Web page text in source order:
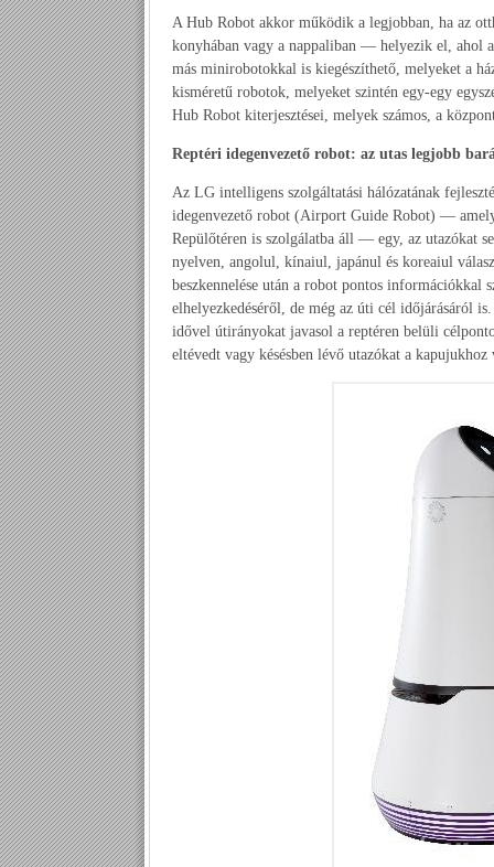
A Hub Robot akkor működik a legjobban, ha az
konyhában vagy a nappaliban — helyezik el, ahol
más minirobotokkal is kiegészíthető, melyeket a
kisméretű robotok, melyeket szintén egy-egy
Hub Robot kiterjesztései, melyek számos, a
Reptéri idegenvezető robot: az utas legjobb
Az LG intelligens szolgáltatási hálózatának
idegenvezető robot (Airport Guide Robot) —
Repülőtéren is szolgálatba áll — egy, az utazókat
nyelven, angolul, kínaiul, japánul és koreaiul
beszkennelése után a robot pontos információkkal
elhelyezkedéséről, de még az úti cél időjárásáról
idővel útirányokat javasol a reptéren belüli
eltévedt vagy késésben lévő utazókat a